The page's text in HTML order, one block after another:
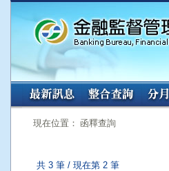
:::
現在位置： 函釋查詢
共 3 筆 / 現在第 2 筆